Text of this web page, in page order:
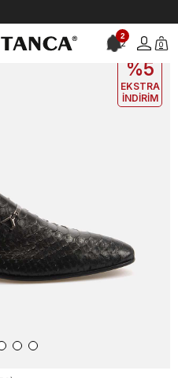
2
2 0
EKLE5
%5
EKSTRA
İNDİRİM